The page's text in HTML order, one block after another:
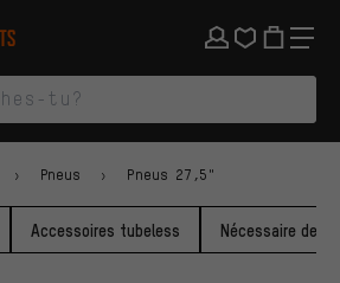
catégories
newsletter
d'accueil
Pneus Pneus 27,5"
Accessoires tubeless Nécessaire de